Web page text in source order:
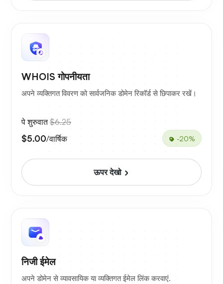
WHOIS गोपनीयता
अपने व्यक्तिगत विवरण को सार्वजनिक डोमेन रिकॉर्ड से छिपाकर रखें।
पे शुरुवात$6.25
$5.00/वार्षिक -20%
ऊपर देखो
निजी ईमेल
अपने डोमेन से व्यावसायिक या व्यक्तिगत ईमेल लिंक करवाएं.